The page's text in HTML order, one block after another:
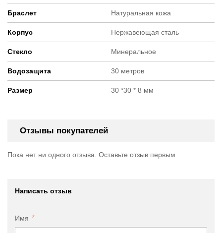
Браслет Натуральная кожа
Корпус Нержавеющая сталь
Стекло Минеральное
Водозащита 30 метров
Размер 30 *30 * 8 мм
Отзывы покупателей
Пока нет ни одного отзыва. Оставьте отзыв первым
Написать отзыв
Имя